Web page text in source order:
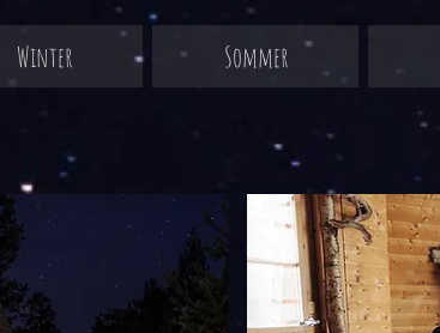
Winter Sommer